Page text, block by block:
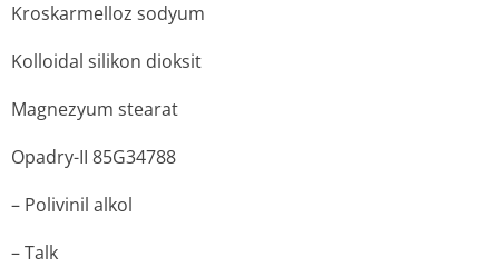
Kroskarmelloz sodyum
Kolloidal silikon dioksit
Magnezyum stearat
Opadry-II 85G34788
– Polivinil alkol
– Talk